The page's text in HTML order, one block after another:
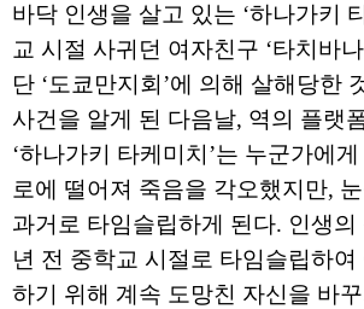
바닥 인생을 살고 있는 ‘하나가키
교 시절 사귀던 여자친구 ‘타치바
단 ‘도쿄만지회’에 의해 살해당한
사건을 알게 된 다음날, 역의 플랫
‘하나가키 타케미치’는 누군가에
로에 떨어져 죽음을 각오했지만,
과거로 타임슬립하게 된다. 인생의
년 전 중학교 시절로 타임슬립하
하기 위해 계속 도망친 자신을 바